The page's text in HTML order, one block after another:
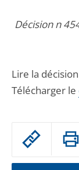
Passer
partage
Décision n
Lire la
Télécharger le